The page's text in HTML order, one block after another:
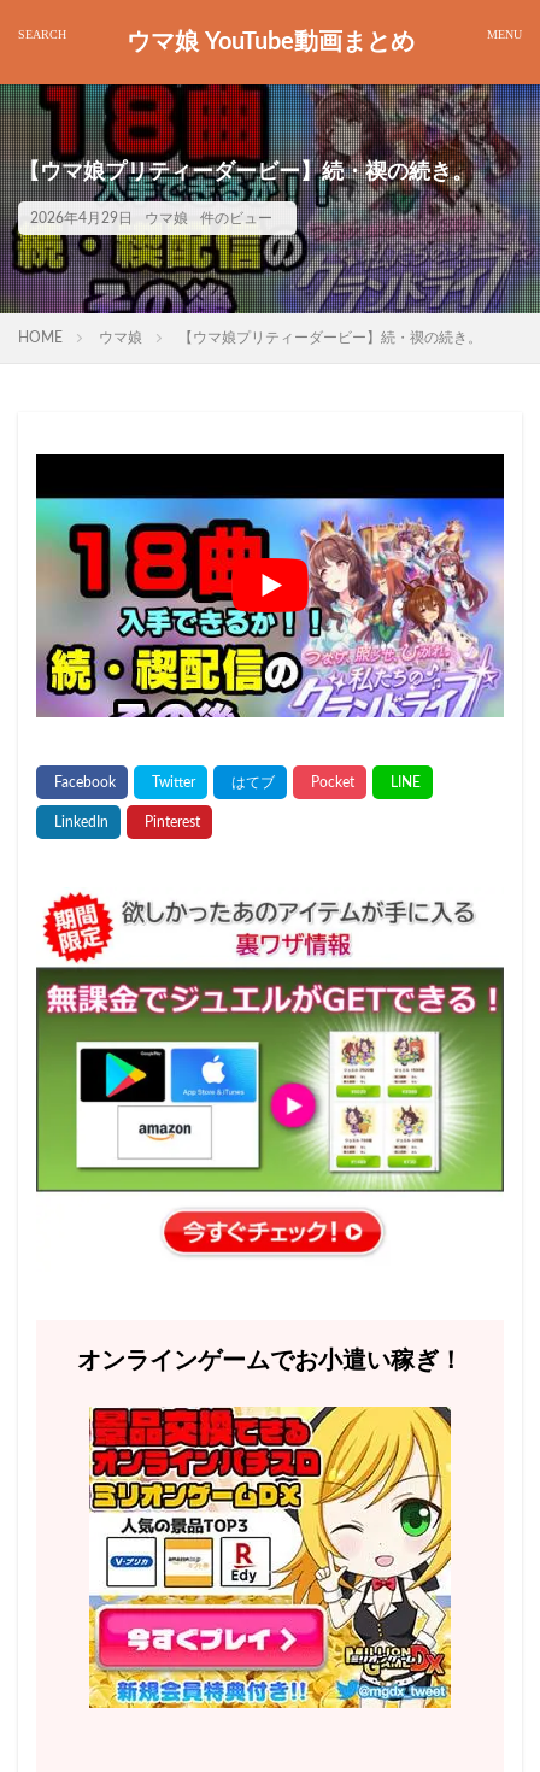
ウマ娘 YouTube動画まとめ
【ウマ娘プリティーダービー】続・禊の続き。
2026年4月29日 ウマ娘 件のビュー
HOME ウマ娘 【ウマ娘プリティーダービー】続・禊の続き。
オンラインゲームでお小遣い稼ぎ！